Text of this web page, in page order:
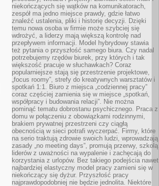
niekończących się wątków na komunikatorach,
zespół ma jedno miejsce prawdy, gdzie łatwo
znaleźć ustalenia, pliki i historię decyzji. Dzięki
temu nowa osoba w firmie może szybciej się
wdrożyć, a liderzy mają większą kontrolę nad
przepływem informacji. Model hybrydowy stawia
też pytania o przyszłość samego biura. Czy nadal
potrzebujemy rzędów biurek, przy których i tak
większość pracuje w słuchawkach? Coraz
popularniejsze stają się przestrzenie projektowe,
„focus roomy”, strefy do kreatywnych warsztatów i
spotkań 1:1. Biuro z miejsca „codziennej pracy”
coraz częściej zamienia się w miejsce „spotkań,
współpracy i budowania relacji”. Nie można
pominąć tematu dobrostanu psychicznego. Praca z
domu w połączeniu z obowiązkami rodzinnymi,
brakiem prywatnej przestrzeni czy ciągłą
obecnością w sieci potrafi wyczerpać. Firmy, które
na serio traktują zdrowie swoich ludzi, wprowadzają
zasady „no meeting days”, promują przerwy, szkolą
liderów z uważności na wypalenie i zachęcają do
korzystania z urlopów. Bez takiego podejścia nawet
najbardziej elastyczny model pracy zamieni się w
niekończący się dyżur. Przyszłość pracy
najprawdopodobniej nie będzie jednolita. Niektóre